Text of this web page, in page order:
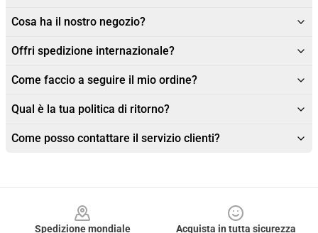
Cosa ha il nostro negozio?
Offri spedizione internazionale?
Come faccio a seguire il mio ordine?
Qual è la tua politica di ritorno?
Come posso contattare il servizio clienti?
Spedizione mondiale
Acquista in tutta sicurezza